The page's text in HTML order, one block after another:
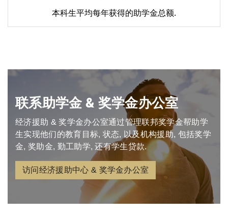
本科生平均每年获得的助学金总额.
联系助学金 & 奖学金办公室
经济援助 & 奖学金办公室通过管理联邦奖学金帮助学
生实现他们的教育目标, 状态, 以及机构援助, 包括奖学
金, 奖助金, 勤工助学, 还有学生贷款.
访问经济援助中心 & 奖学金办公室